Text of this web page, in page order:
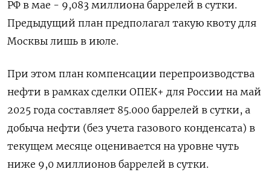
РФ в мае - 9,083 миллиона баррелей в сутки.
Предыдущий план предполагал такую квоту для
Москвы лишь в июле.
При этом план компенсации перепроизводства
нефти в рамках сделки ОПЕК+ для России на май
2025 года составляет 85.000 баррелей в сутки, а
добыча нефти (без учета газового конденсата) в
текущем месяце оценивается на уровне чуть
ниже 9,0 миллионов баррелей в сутки.